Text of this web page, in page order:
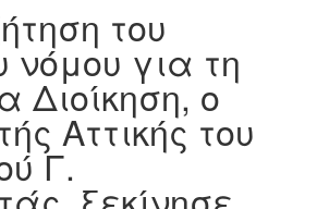
του
νόμου για τη
Διοίκηση, ο
Αττικής του
Γ.